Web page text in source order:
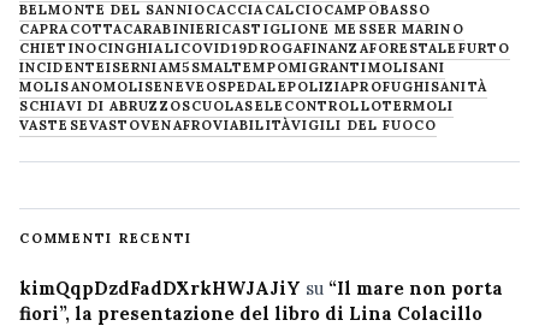
BELMONTE DEL SANNIOCACCIACALCIOCAMPOBASSO
CAPRACOTTACARABINIERICASTIGLIONE MESSER MARINO
CHIETINOCINGHIALICOVID19DROGAFINANZAFORESTALE FURTO
INCIDENTEISERNIAM5SMALTEMPOMIGRANTIMOLISANI
MOLISANOMOLISENEVE OSPEDALEPOLIZIAPROFUGHISANITÀ
SCHIAVI DI ABRUZZOSCUOLASELECONTROLLOTERMOLI
VASTESEVASTOVENAFROVIABILITÀVIGILI DEL FUOCO
COMMENTI RECENTI
kimQqpDzdFadDXrkHWJAJiY su “Il mare non porta
fiori”, la presentazione del libro di Lina Colacillo